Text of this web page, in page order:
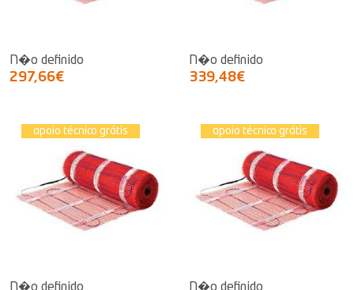
N�o definido
297,66€
N�o definido
339,48€
apoio técnico grátis apoio técnico grátis